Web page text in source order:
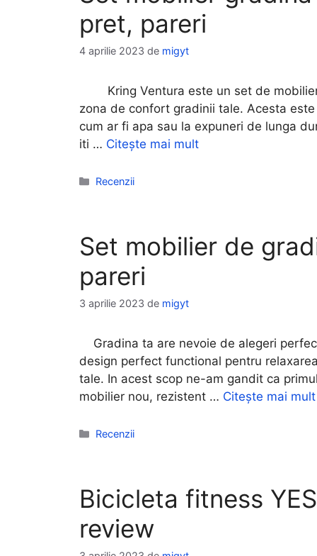
pret, pareri
4 aprilie 2023 de migyt
Kring Ventura este un set de mobilier
zona de confort gradinii tale. Acesta
cum ar fi apa sau la expuneri de lunga
iti … Citește mai mult
Categorii
Recenzii
Set mobilier de
pareri
3 aprilie 2023 de migyt
Gradina ta are nevoie de alegeri
design perfect functional pentru
tale. In acest scop ne-am gandit ca
mobilier nou, rezistent … Citește mai mult
Categorii
Recenzii
Bicicleta fitness
review